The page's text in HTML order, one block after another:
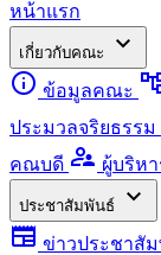
หน้าแรก
เกี่ยวกับคณะ
expand_more
info ข้อมูลคณะ
ประมวลจริยธรรม
คณบดี supervisor_account ผู้บริห
ประชาสัมพันธ์
expand_more
newspaper ข่าวประชาสั